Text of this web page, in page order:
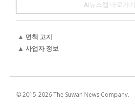
AI뉴스랩 바로가기
▲ 면책 고지
▲ 사업자 정보
© 2015-2026The Suwan News Company.